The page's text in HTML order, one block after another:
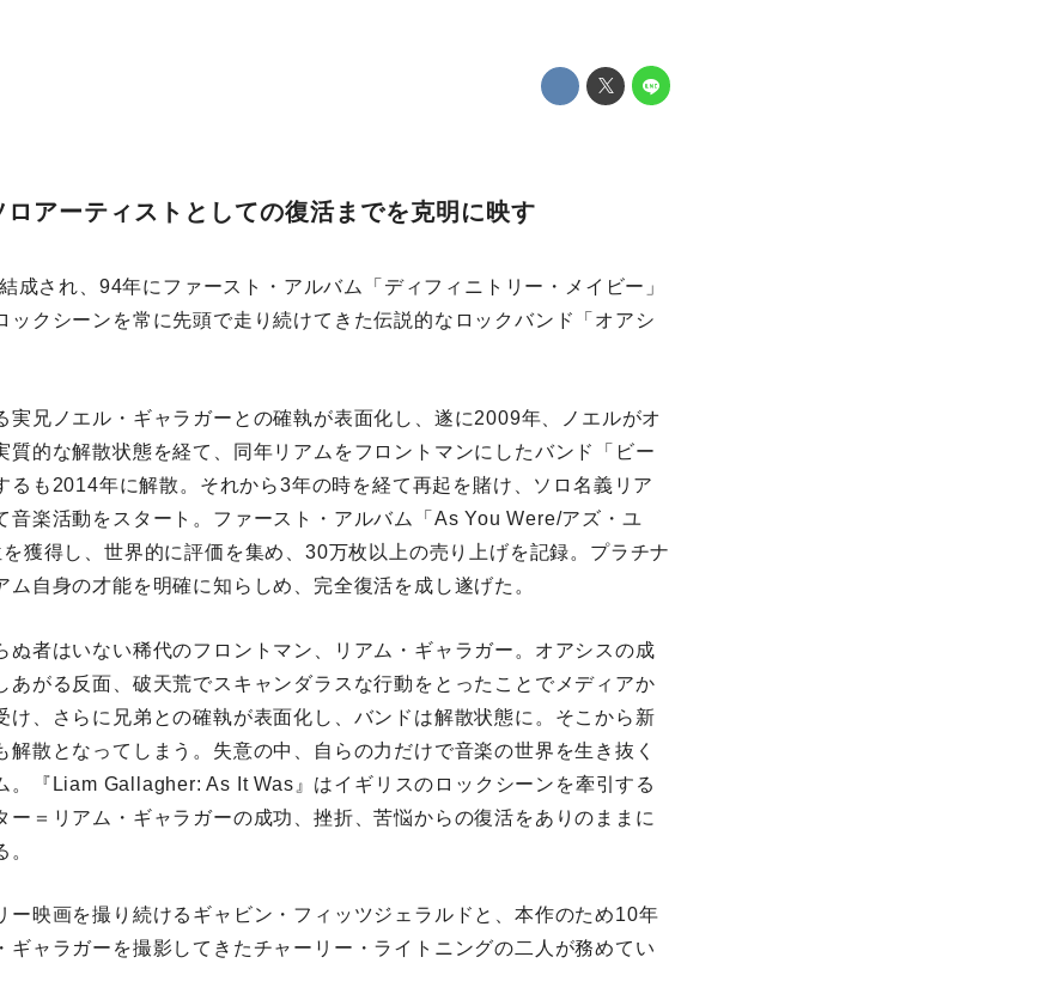
ロアーティストとしての復活までを克明に映す
成され、94年にファースト・アルバム「ディフィニトリー・メイビー」
ックシーンを常に先頭で走り続けてきた伝説的なロックバンド「オアシ
実兄ノエル・ギャラガーとの確執が表面化し、遂に2009年、ノエルがオ
質的な解散状態を経て、同年リアムをフロントマンにしたバンド「ビー
るも2014年に解散。それから3年の時を経て再起を賭け、ソロ名義リア
音楽活動をスタート。ファースト・アルバム「As You Were/アズ・ユ
獲得し、世界的に評価を集め、30万枚以上の売り上げを記録。プラチナ
ム自身の才能を明確に知らしめ、完全復活を成し遂げた。
ぬ者はいない稀代のフロントマン、リアム・ギャラガー。オアシスの成
あがる反面、破天荒でスキャンダラスな行動をとったことでメディアか
け、さらに兄弟との確執が表面化し、バンドは解散状態に。そこから新
解散となってしまう。失意の中、自らの力だけで音楽の世界を生き抜く
。『Liam Gallagher: As It Was』はイギリスのロックシーンを牽引する
ー＝リアム・ギャラガーの成功、挫折、苦悩からの復活をありのままに
ー映画を撮り続けるギャビン・フィッツジェラルドと、本作のため10年
ギャラガーを撮影してきたチャーリー・ライトニングの二人が務めてい